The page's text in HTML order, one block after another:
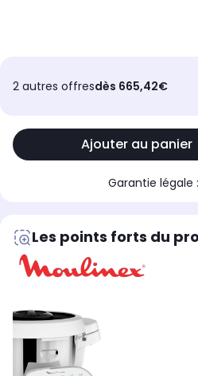
2 autres offresdès 665,42€
Ajouter au panier
Garantie légale :
Les points forts du